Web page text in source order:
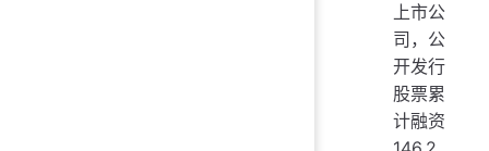
上市公
司，公
开发行
股票累
计融资